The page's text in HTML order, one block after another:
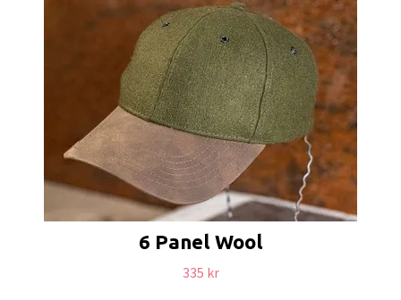
6 Panel Wool
335 kr